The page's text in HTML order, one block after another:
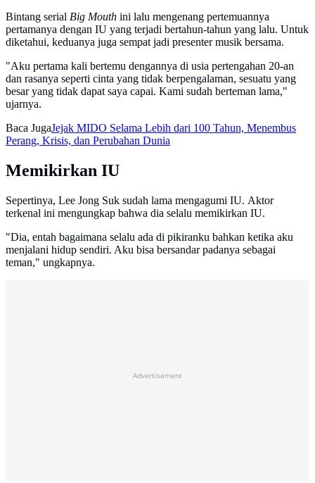
Bintang serial Big Mouth ini lalu mengenang pertemuannya
pertamanya dengan IU yang terjadi bertahun-tahun yang lalu. Untuk
diketahui, keduanya juga sempat jadi presenter musik bersama.
"Aku pertama kali bertemu dengannya di usia pertengahan 20-an
dan rasanya seperti cinta yang tidak berpengalaman, sesuatu yang
besar yang tidak dapat saya capai. Kami sudah berteman lama,"
ujarnya.
Baca JugaJejak MIDO Selama Lebih dari 100 Tahun, Menembus
Perang, Krisis, dan Perubahan Dunia
Memikirkan IU
Sepertinya, Lee Jong Suk sudah lama mengagumi IU. Aktor
terkenal ini mengungkap bahwa dia selalu memikirkan IU.
"Dia, entah bagaimana selalu ada di pikiranku bahkan ketika aku
menjalani hidup sendiri. Aku bisa bersandar padanya sebagai
teman," ungkapnya.
Advertisement